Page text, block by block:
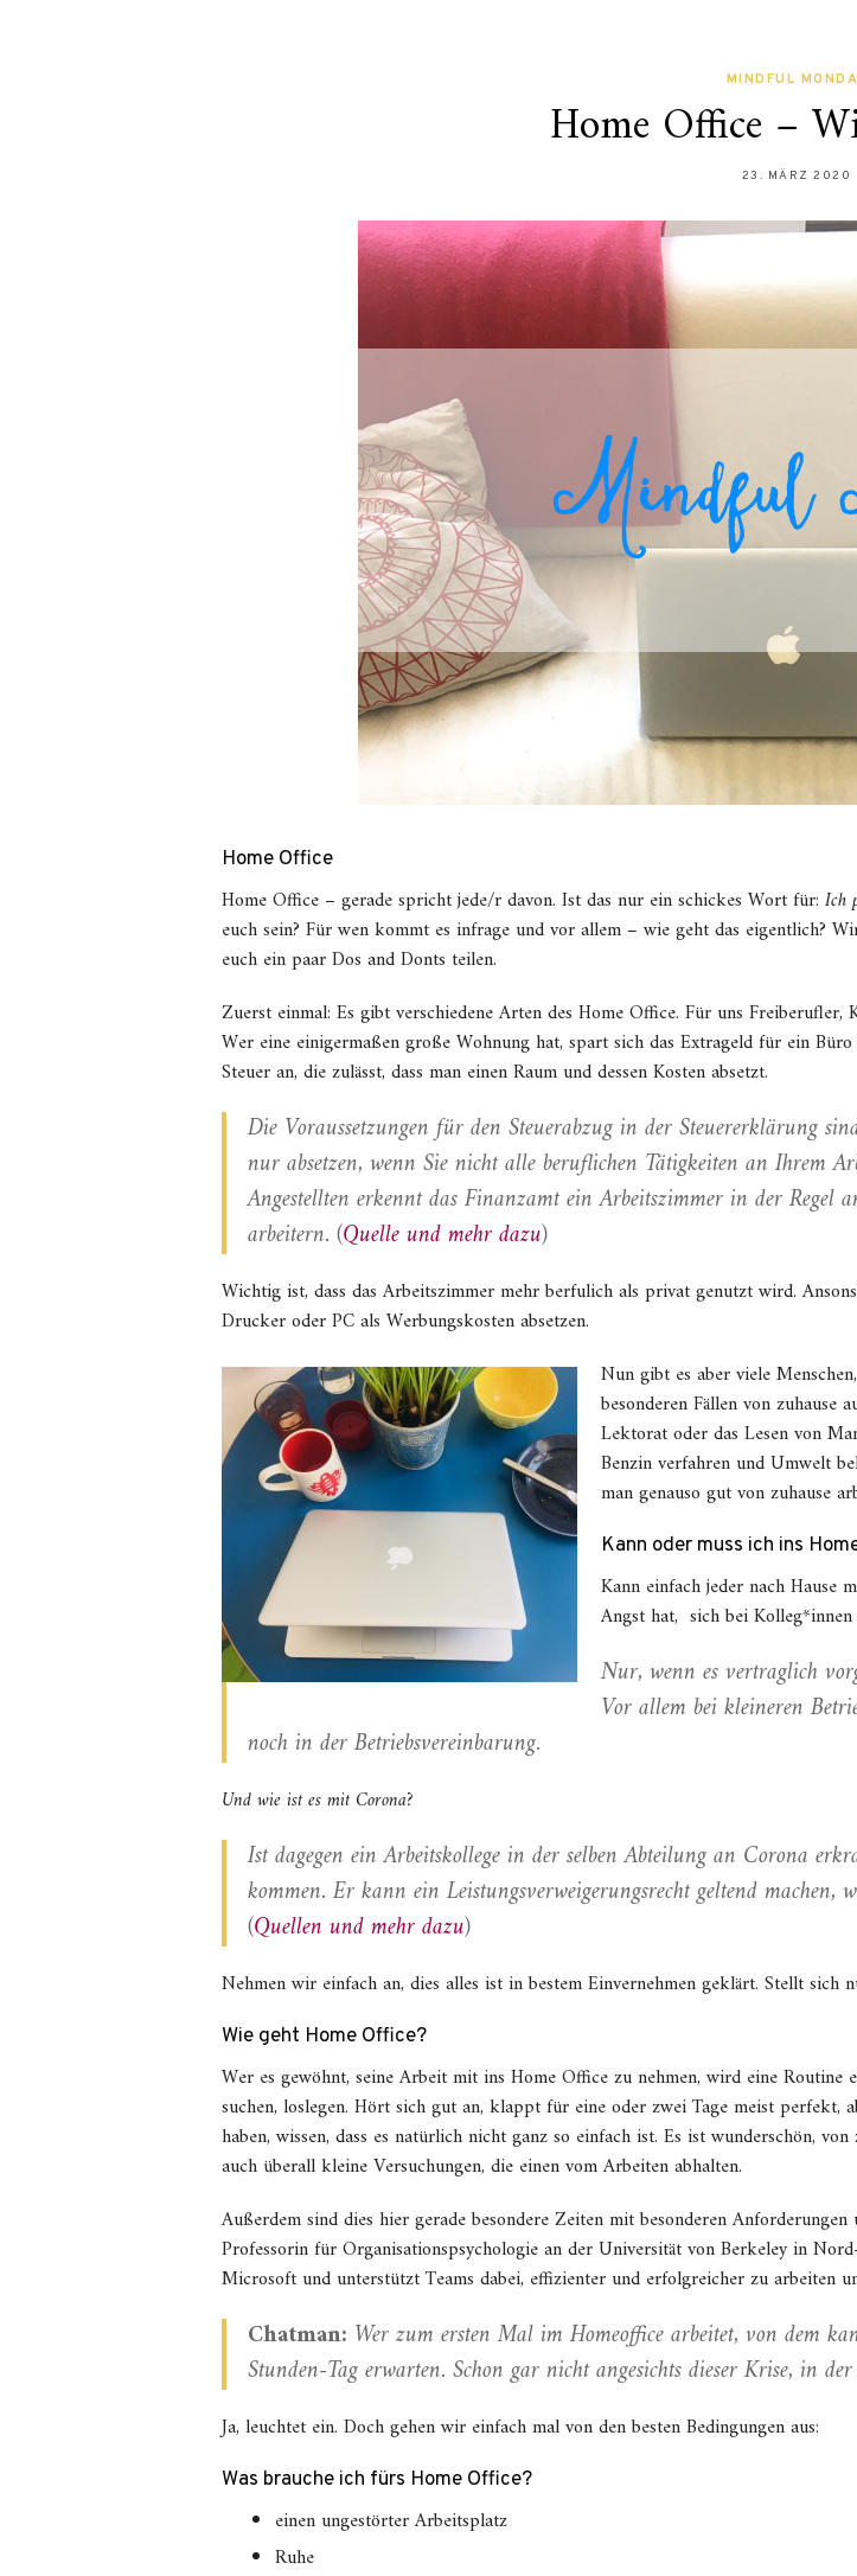
MINDFUL
Home Office –
23. MÄRZ 2020
Home Office
Home Office – gerade spricht jede/r davon. Ist das nur ein schickes Wort für: Ich
euch sein? Für wen kommt es infrage und vor allem – wie geht das eigentlich?
euch ein paar Dos and Donts teilen.
Zuerst einmal: Es gibt verschiedene Arten des Home Office. Für uns
Wer eine einigermaßen große Wohnung hat, spart sich das Extrageld für ein
Steuer an, die zulässt, dass man einen Raum und dessen Kosten absetzt.
Die Voraus­setzungen für den Steuer­abzug in der Steuererklärung
nur absetzen, wenn Sie nicht alle beruflichen Tätig­keiten an Ihrem
Angestellten erkennt das Finanz­amt ein Arbeits­zimmer in der
arbeitern. (Quelle und mehr dazu)
Wichtig ist, dass das Arbeitszimmer mehr berfulich als privat genutzt wird.
Drucker oder PC als Werbungs­kosten absetzen.
Nun gibt es aber viele
besonderen Fällen von
Lektorat oder das Lesen von
Benzin verfahren und Umwelt
man genauso gut von zuhause
Kann oder muss ich ins
Kann einfach jeder nach Hause
Angst hat, sich bei Kolleg*innen
Nur, wenn es vertraglich
Vor allem bei kleineren
noch in der Betriebsvereinbarung.
Und wie ist es mit Corona?
Ist dagegen ein Arbeitskollege in der selben Abteilung an Corona
kommen. Er kann ein Leistungsverweigerungsrecht geltend
(Quellen und mehr dazu)
Nehmen wir einfach an, dies alles ist in bestem Einvernehmen geklärt. Stellt sich
Wie geht Home Office?
Wer es gewöhnt, seine Arbeit mit ins Home Office zu nehmen, wird eine
suchen, loslegen. Hört sich gut an, klappt für eine oder zwei Tage meist
haben, wissen, dass es natürlich nicht ganz so einfach ist. Es ist wunderschön,
auch überall kleine Versuchungen, die einen vom Arbeiten abhalten.
Außerdem sind dies hier gerade besondere Zeiten mit besonderen
Professorin für Organisationspsychologie an der Universität von Berkeley in
Microsoft und unterstützt Teams dabei, effizienter und erfolgreicher zu arbeiten
Chatman: Wer zum ersten Mal im Homeoffice arbeitet, von dem
Stunden-Tag erwarten. Schon gar nicht angesichts dieser Krise, in
Ja, leuchtet ein. Doch gehen wir einfach mal von den besten Bedingungen aus:
Was brauche ich fürs Home Office?
einen ungestörter Arbeitsplatz
Ruhe